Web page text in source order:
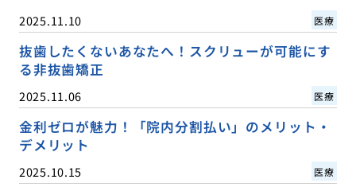
2025.11.10 医療
抜歯したくないあなたへ！スクリューが可能にす
る非抜歯矯正
2025.11.06 医療
金利ゼロが魅力！「院内分割払い」のメリット・
デメリット
2025.10.15 医療